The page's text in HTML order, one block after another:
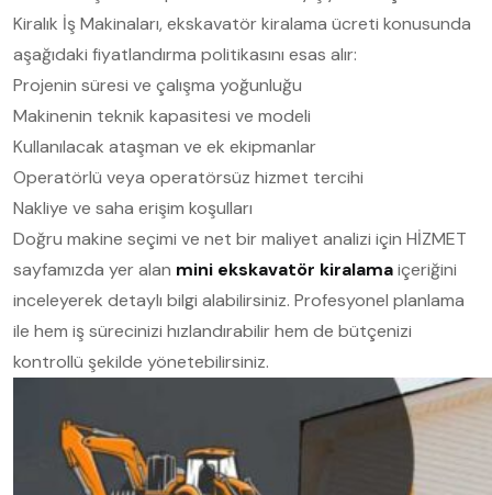
Kiralık İş Makinaları, ekskavatör kiralama ücreti konusunda
aşağıdaki fiyatlandırma politikasını esas alır:
Projenin süresi ve çalışma yoğunluğu
Makinenin teknik kapasitesi ve modeli
Kullanılacak ataşman ve ek ekipmanlar
Operatörlü veya operatörsüz hizmet tercihi
Nakliye ve saha erişim koşulları
Doğru makine seçimi ve net bir maliyet analizi için HİZMET
sayfamızda yer alan mini ekskavatör kiralamaiçeriğini
inceleyerek detaylı bilgi alabilirsiniz. Profesyonel planlama
ile hem iş sürecinizi hızlandırabilir hem de bütçenizi
kontrollü şekilde yönetebilirsiniz.